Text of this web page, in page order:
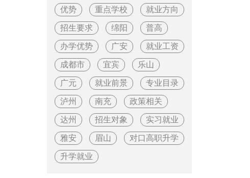
优势 重点学校 就业方向
招生要求 绵阳 普高
办学优势 广安 就业工资
成都市 宜宾 乐山
广元 就业前景 专业目录
泸州 南充 政策相关
达州 招生对象 实习就业
雅安 眉山 对口高职升学
升学就业